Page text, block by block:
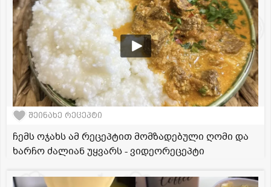
შეინახე რეცეპტი
ჩემს ოჯახს ამ რეცეპტით მომზადებული ღომი და
ხარჩო ძალიან უყვარს - ვიდეორეცეპტი